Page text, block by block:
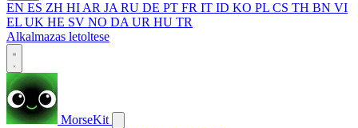
EN ES ZH HI AR JA RU DE PT FR IT ID KO PL CS TH BN VI
EL UK HE SV NO DA UR HU TR
Alkalmazas letoltese
MorseKit